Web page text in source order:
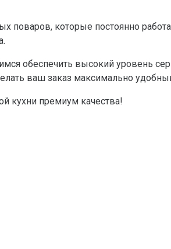
поваров, которые постоянно
обеспечить высокий уровень
ваш заказ максимально
кухни премиум качества!